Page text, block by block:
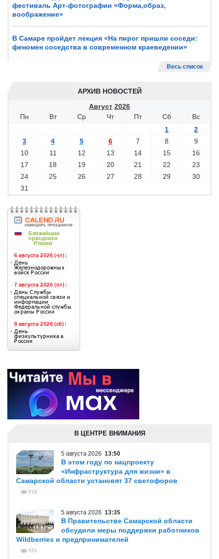
фестиваль Арт-фотографии «Форма,образ,
воображение»
В Самаре пройдет лекция «На пирог пришли соседи:
феномен соседства в современном краеведении»
Весь список
АРХИВ НОВОСТЕЙ
Август 2026
Пн
Вт Ср Чт Пт Сб
Вс
1
2
3
4 5 6 7 8
9
10
11 12 13 14 15
16
17
18 19 20 21 22
23
24
25 26 27 28 29
30
31
В ЦЕНТРЕ ВНИМАНИЯ
5 августа 2026 13:50
В этом году по нацпроекту
«Инфраструктура для жизни» в
Самарской области установят 37 светофоров
518
5 августа 2026 13:35
В Правительстве Самарской области
обсудили меры поддержки работников
Wildberries и предпринимателей
551